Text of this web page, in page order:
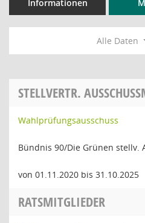
Informationen
Alle Daten
STELLVERTR.
Wahlprüfungsausschuss
Bündnis 90/Die Grünen stellv.
von 01.11.2020 bis 31.10.2025
RATSMITGLIEDER